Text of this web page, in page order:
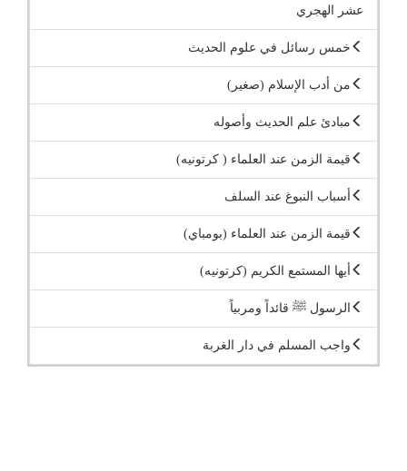
عشر الهجري
خمس رسائل في علوم الحديث
من أدب الإسلام (صغير)
مبادئ علم الحديث وأصوله
قيمة الزمن عند العلماء ( كرتونيه)
أسباب النبوغ عند السلف
قيمة الزمن عند العلماء (بومباي)
أيها المستمع الكريم (كرتونيه)
الرسول ﷺ قائداً ومربياً
واجب المسلم في دار الغربة